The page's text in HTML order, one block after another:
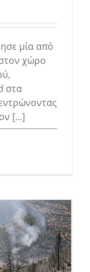
μία από
στον χώρο
στα
[...]